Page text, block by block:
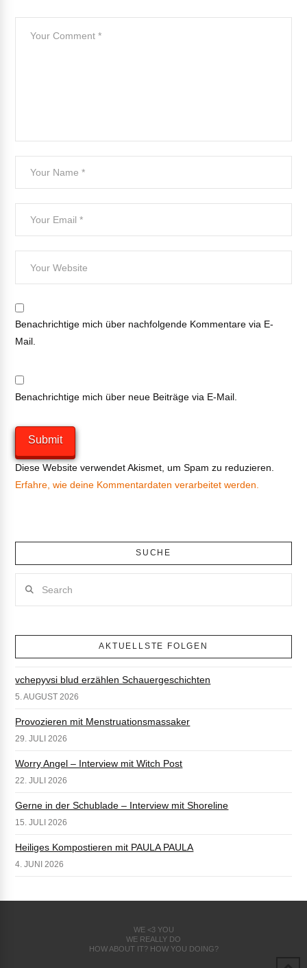
Benachrichtige mich über nachfolgende Kommentare via E-
Mail.
Benachrichtige mich über neue Beiträge via E-Mail.
Diese Website verwendet Akismet, um Spam zu reduzieren.
Erfahre, wie deine Kommentardaten verarbeitet werden.
SUCHE
AKTUELLSTE FOLGEN
vchepyvsi blud erzählen Schauergeschichten
5. AUGUST 2026
Provozieren mit Menstruationsmassaker
29. JULI 2026
Worry Angel – Interview mit Witch Post
22. JULI 2026
Gerne in der Schublade – Interview mit Shoreline
15. JULI 2026
Heiliges Kompostieren mit PAULA PAULA
4. JUNI 2026
WE <3 YOU
WE REALLY DO
HOW ABOUT IT? HOW YOU DOING?